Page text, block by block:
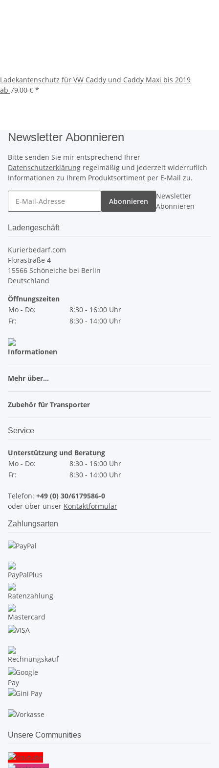
Ladekantenschutz für VW Caddy und Caddy Maxi bis 2019
ab 79,00 € *
Newsletter Abonnieren
Bitte senden Sie mir entsprechend Ihrer
Datenschutzerklärung regelmäßig und jederzeit widerruflich
Informationen zu Ihrem Produktsortiment per E-Mail zu.
Abonnieren
Newsletter
Abonnieren
Ladengeschäft
Kurierbedarf.com
Florastraße 4
15566 Schöneiche bei Berlin
Deutschland
Öffnungszeiten
Mo - Do:
8:30 - 16:00 Uhr
Fr:
8:30 - 14:00 Uhr
Informationen
Mehr über...
Zubehör für Transporter
Service
Unterstützung und Beratung
Mo - Do:
8:30 - 16:00 Uhr
Fr:
8:30 - 14:00 Uhr
Telefon: +49 (0) 30/6179586-0
oder über unser Kontaktformular
Zahlungsarten
Unsere Communities